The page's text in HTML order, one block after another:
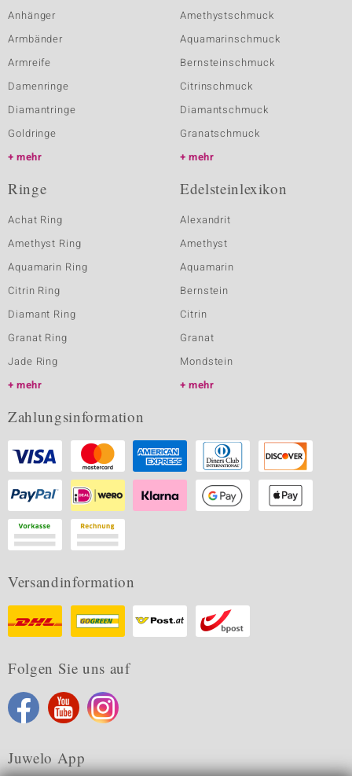
Anhänger
Armbänder
Armreife
Damenringe
Diamantringe
Goldringe
mehr
Amethystschmuck
Aquamarinschmuck
Bernsteinschmuck
Citrinschmuck
Diamantschmuck
Granatschmuck
mehr
Ringe
Achat Ring
Amethyst Ring
Aquamarin Ring
Citrin Ring
Diamant Ring
Granat Ring
Jade Ring
mehr
Edelsteinlexikon
Alexandrit
Amethyst
Aquamarin
Bernstein
Citrin
Granat
Mondstein
mehr
Zahlungsinformation
Versandinformation
Folgen Sie uns auf
Juwelo App